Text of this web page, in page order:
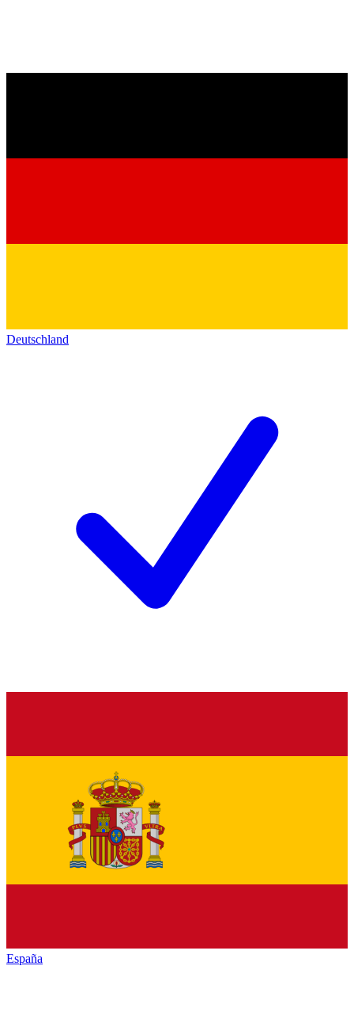
Deutschland
España